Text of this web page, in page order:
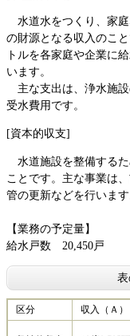
水道水をつくり、家庭
の財源となる収入のこ
トルを各家庭や企業に
います。
主な支出は、浄水施
受水費用です。
[資本的収支]
水道施設を整備する
ことです。主な事業は
管の更新などを行います
【業務の予定量】
給水戸数 20,450戸
区分 収入（Ａ）